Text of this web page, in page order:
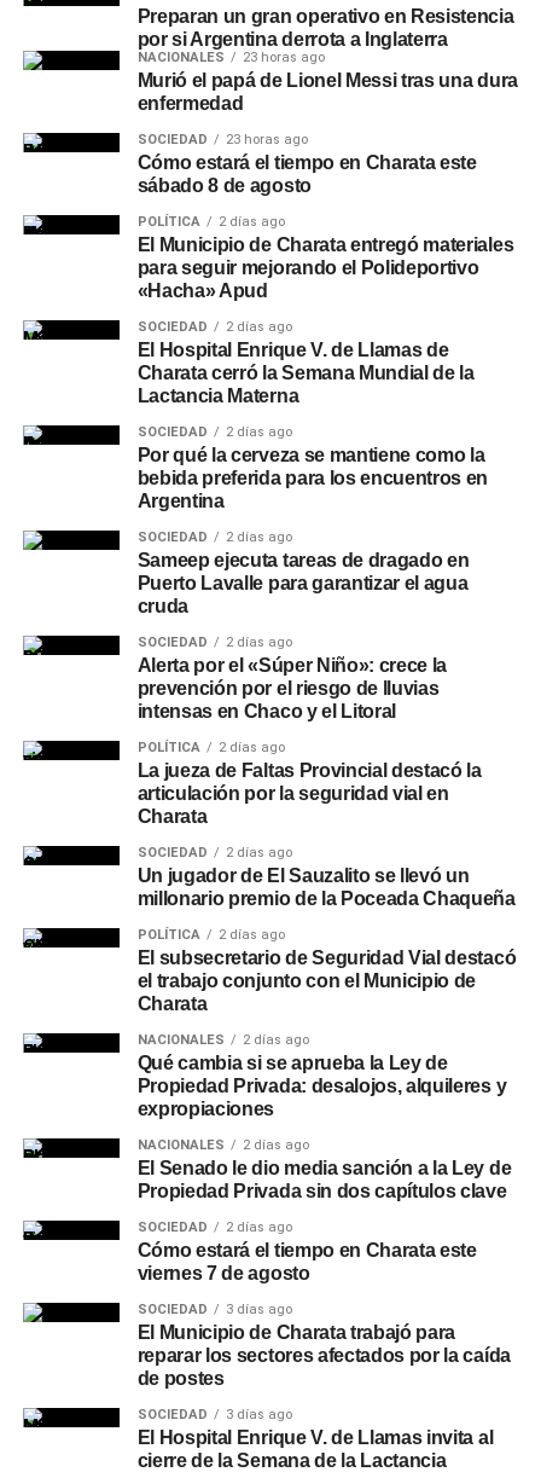
Preparan un gran operativo en Resistencia
por si Argentina derrota a Inglaterra
NACIONALES 23 horas ago
Murió el papá de Lionel Messi tras una dura
enfermedad
SOCIEDAD 23 horas ago
Cómo estará el tiempo en Charata este
sábado 8 de agosto
POLÍTICA 2 días ago
El Municipio de Charata entregó materiales
para seguir mejorando el Polideportivo
«Hacha» Apud
SOCIEDAD 2 días ago
El Hospital Enrique V. de Llamas de
Charata cerró la Semana Mundial de la
Lactancia Materna
SOCIEDAD 2 días ago
Por qué la cerveza se mantiene como la
bebida preferida para los encuentros en
Argentina
SOCIEDAD 2 días ago
Sameep ejecuta tareas de dragado en
Puerto Lavalle para garantizar el agua
cruda
SOCIEDAD 2 días ago
Alerta por el «Súper Niño»: crece la
prevención por el riesgo de lluvias
intensas en Chaco y el Litoral
POLÍTICA 2 días ago
La jueza de Faltas Provincial destacó la
articulación por la seguridad vial en
Charata
SOCIEDAD 2 días ago
Un jugador de El Sauzalito se llevó un
millonario premio de la Poceada Chaqueña
POLÍTICA 2 días ago
El subsecretario de Seguridad Vial destacó
el trabajo conjunto con el Municipio de
Charata
NACIONALES 2 días ago
Qué cambia si se aprueba la Ley de
Propiedad Privada: desalojos, alquileres y
expropiaciones
NACIONALES 2 días ago
El Senado le dio media sanción a la Ley de
Propiedad Privada sin dos capítulos clave
SOCIEDAD 2 días ago
Cómo estará el tiempo en Charata este
viernes 7 de agosto
SOCIEDAD 3 días ago
El Municipio de Charata trabajó para
reparar los sectores afectados por la caída
de postes
SOCIEDAD 3 días ago
El Hospital Enrique V. de Llamas invita al
cierre de la Semana de la Lactancia